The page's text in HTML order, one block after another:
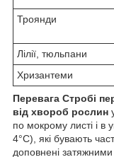
Троянди
Лілії, тюльпани
Хризантеми
Перевага Стробі
від хвороб рослин
по мокрому листі і в
4°C), які бувають
доповнені